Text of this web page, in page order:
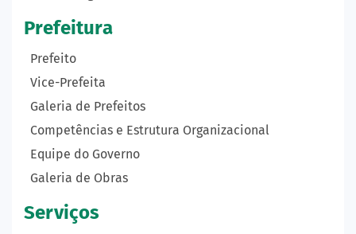
Prefeitura
Prefeito
Vice-Prefeita
Galeria de Prefeitos
Competências e Estrutura Organizacional
Equipe do Governo
Galeria de Obras
Serviços